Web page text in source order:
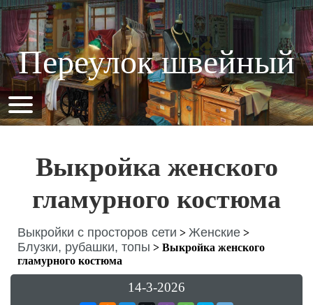
Переулок швейный
Выкройка женского
гламурного костюма
Выкройки с просторов сети > Женские >
Блузки, рубашки, топы > Выкройка женского
гламурного костюма
14-3-2026